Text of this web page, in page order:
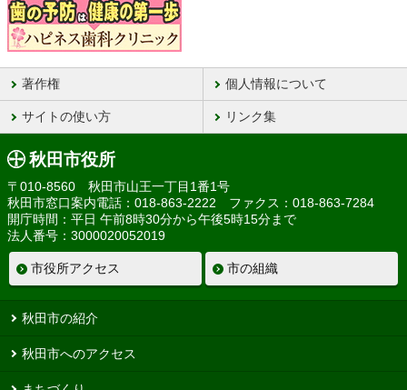
著作権 個人情報について
サイトの使い方 リンク集
秋田市役所
〒010-8560 秋田市山王一丁目1番1号
秋田市窓口案内電話：018-863-2222 ファクス：018-863-7284
開庁時間：平日 午前8時30分から午後5時15分まで
法人番号：3000020052019
市役所アクセス 市の組織
秋田市の紹介
秋田市へのアクセス